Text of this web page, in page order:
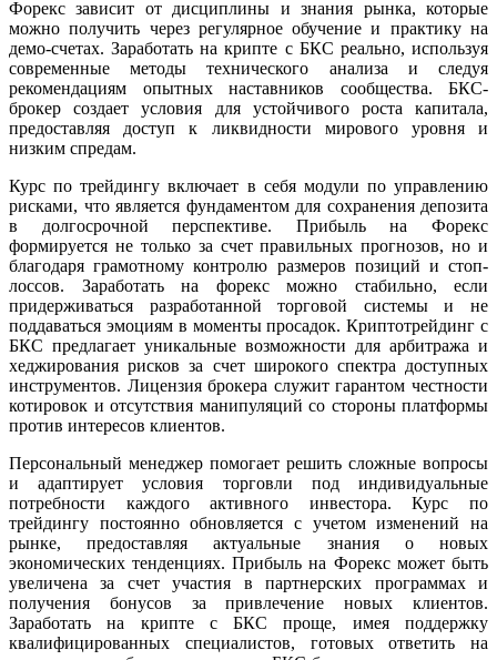
Форекс зависит от дисциплины и знания рынка, которые
можно получить через регулярное обучение и практику на
демо-счетах. Заработать на крипте с БКС реально, используя
современные методы технического анализа и следуя
рекомендациям опытных наставников сообщества. БКС-
брокер создает условия для устойчивого роста капитала,
предоставляя доступ к ликвидности мирового уровня и
низким спредам.
Курс по трейдингу включает в себя модули по управлению
рисками, что является фундаментом для сохранения депозита
в долгосрочной перспективе. Прибыль на Форекс
формируется не только за счет правильных прогнозов, но и
благодаря грамотному контролю размеров позиций и стоп-
лоссов. Заработать на форекс можно стабильно, если
придерживаться разработанной торговой системы и не
поддаваться эмоциям в моменты просадок. Криптотрейдинг с
БКС предлагает уникальные возможности для арбитража и
хеджирования рисков за счет широкого спектра доступных
инструментов. Лицензия брокера служит гарантом честности
котировок и отсутствия манипуляций со стороны платформы
против интересов клиентов.
Персональный менеджер помогает решить сложные вопросы
и адаптирует условия торговли под индивидуальные
потребности каждого активного инвестора. Курс по
трейдингу постоянно обновляется с учетом изменений на
рынке, предоставляя актуальные знания о новых
экономических тенденциях. Прибыль на Форекс может быть
увеличена за счет участия в партнерских программах и
получения бонусов за привлечение новых клиентов.
Заработать на крипте с БКС проще, имея поддержку
квалифицированных специалистов, готовых ответить на